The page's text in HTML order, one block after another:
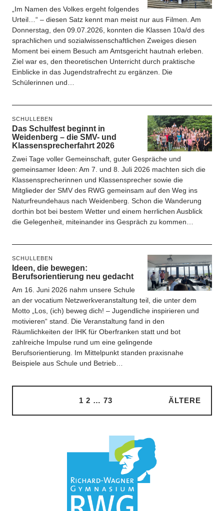
„Im Namen des Volkes ergeht folgendes
Urteil…“ – diesen Satz kennt man meist nur aus Filmen. Am
Donnerstag, den 09.07.2026, konnten die Klassen 10a/d des
sprachlichen und sozialwissenschaftlichen Zweiges diesen
Moment bei einem Besuch am Amtsgericht hautnah erleben.
Ziel war es, den theoretischen Unterricht durch praktische
Einblicke in das Jugendstrafrecht zu ergänzen. Die
Schülerinnen und…
SCHULLEBEN
Das Schulfest beginnt in
Weidenberg – die SMV- und
Klassensprecherfahrt 2026
Zwei Tage voller Gemeinschaft, guter Gespräche und
gemeinsamer Ideen: Am 7. und 8. Juli 2026 machten sich die
Klassensprecherinnen und Klassensprecher sowie die
Mitglieder der SMV des RWG gemeinsam auf den Weg ins
Naturfreundehaus nach Weidenberg. Schon die Wanderung
dorthin bot bei bestem Wetter und einem herrlichen Ausblick
die Gelegenheit, miteinander ins Gespräch zu kommen…
SCHULLEBEN
Ideen, die bewegen:
Berufsorientierung neu gedacht
Am 16. Juni 2026 nahm unsere Schule
an der vocatium Netzwerkveranstaltung teil, die unter dem
Motto „Los, (ich) beweg dich! – Jugendliche inspirieren und
motivieren“ stand. Die Veranstaltung fand in den
Räumlichkeiten der IHK für Oberfranken statt und bot
zahlreiche Impulse rund um eine gelingende
Berufsorientierung. Im Mittelpunkt standen praxisnahe
Beispiele aus Schule und Betrieb…
1 2 … 73 ÄLTERE